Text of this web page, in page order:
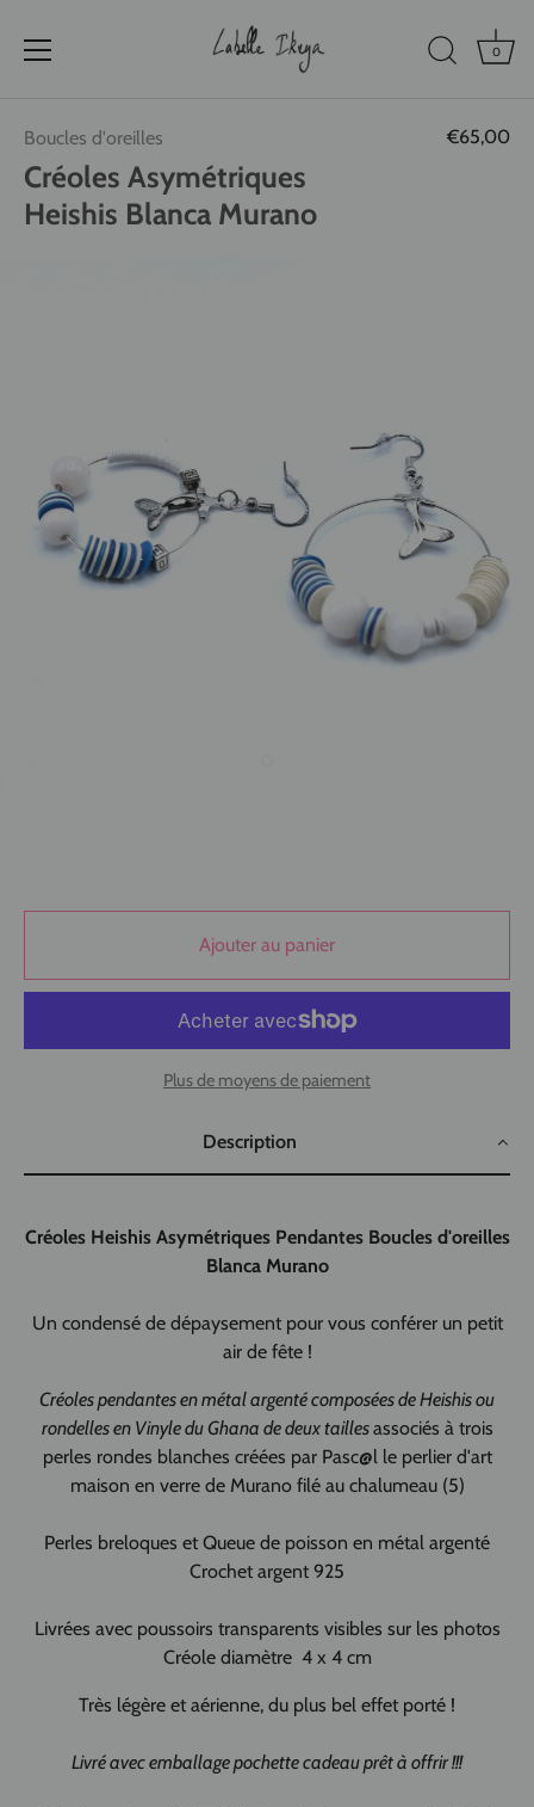
contenu
0
Boucles d'oreilles €65,00
Créoles Asymétriques
Heishis Blanca Murano
Ajouter au panier
Plus de moyens de paiement
Description
Créoles Heishis Asymétriques Pendantes Boucles d'oreilles
Blanca Murano
Un condensé de dépaysement pour vous conférer un petit
air de fête !
Créoles pendantes en métal argenté composées de Heishis ou
rondelles en Vinyle du Ghana de deux taillesassociés à trois
perles rondes blanches créées par Pasc@l le perlier d'art
maison en verre de Murano filé au chalumeau (5)
Perles breloques et Queue de poisson en métal argenté
Crochet argent 925
Livrées avec poussoirs transparents visibles sur les photos
Créole diamètre 4 x 4 cm
Très légère et aérienne, du plus bel effet porté !
Livré avec emballage pochette cadeau prêt à offrir !!!